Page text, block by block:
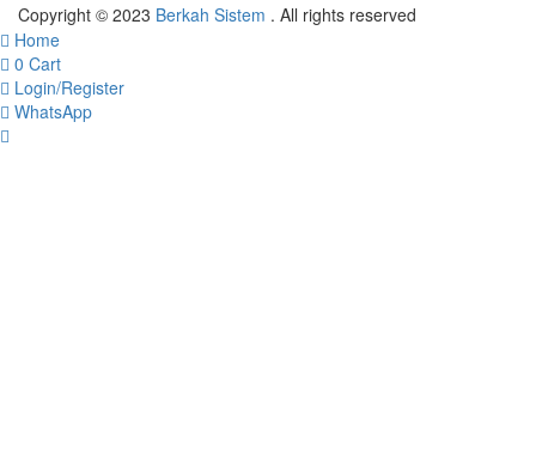
Copyright © 2023 Berkah Sistem . All rights reserved
Home
0 Cart
Login/Register
WhatsApp